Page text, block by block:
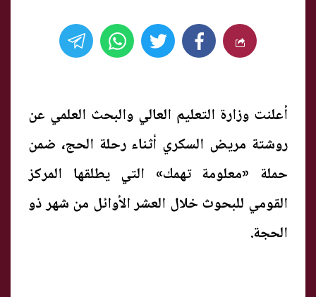
أعلنت وزارة التعليم العالي والبحث العلمي عن
روشتة مريض السكري أثناء رحلة الحج، ضمن
حملة «معلومة تهمك» التي يطلقها المركز
القومي للبحوث خلال العشر الأوائل من شهر ذو
الحجة.